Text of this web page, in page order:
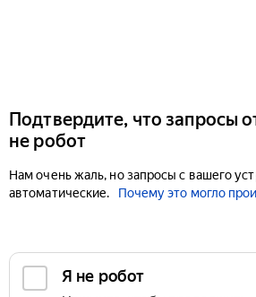
Подтвердите, что запросы
не робот
Нам очень жаль, но запросы с вашего
автоматические.
Почему это могло